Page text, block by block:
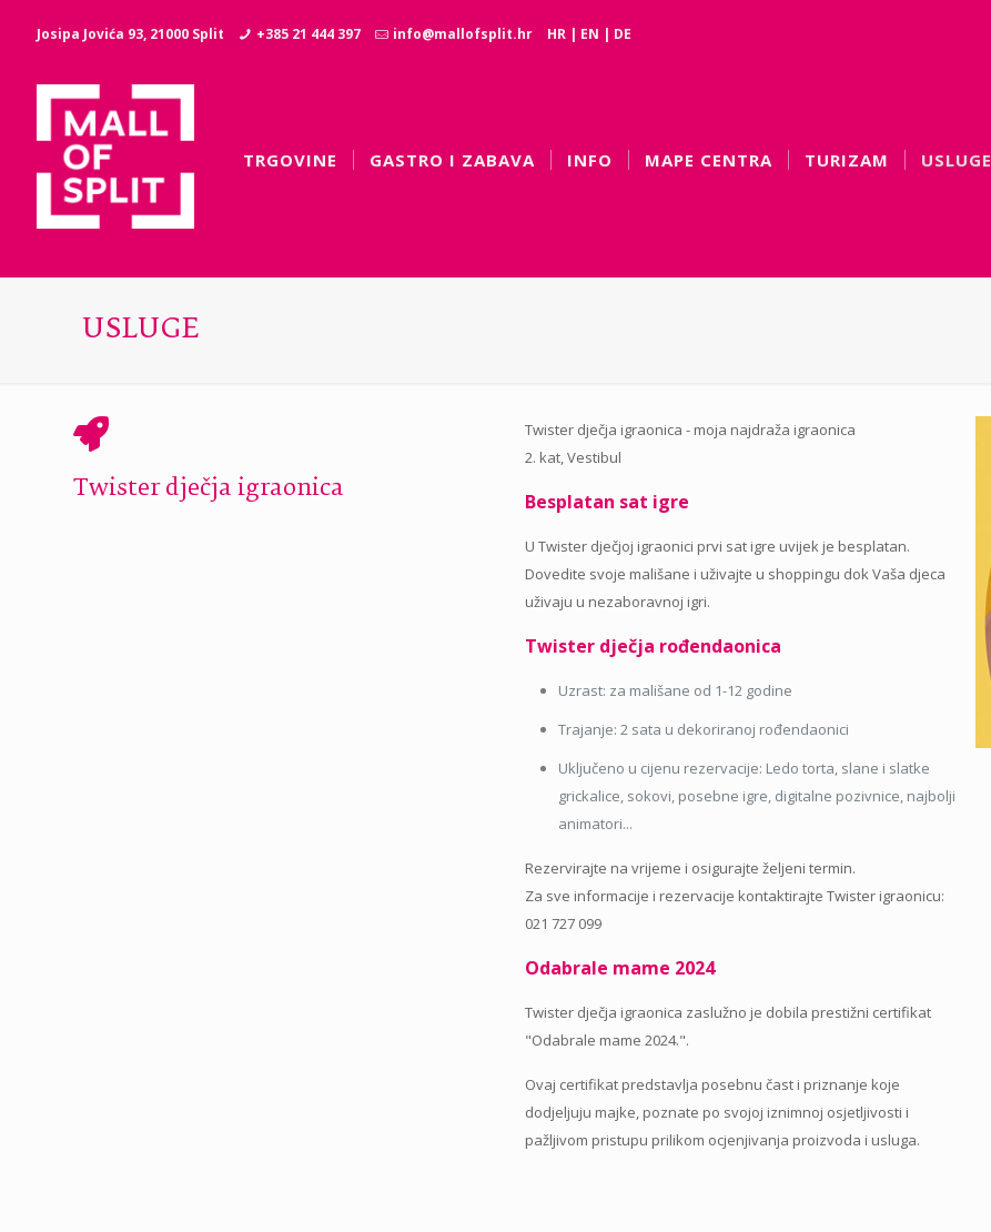
Josipa Jovića 93, 21000 Split +385 21 444 397 info@mallofsplit.hr HR | EN | DE
TRGOVINE GASTRO I ZABAVA INFO MAPE CENTRA TURIZAM USLUGE
USLUGE
Twister dječja igraonica
Twister dječja igraonica - moja najdraža igraonica
2. kat, Vestibul
Besplatan sat igre
U Twister dječjoj igraonici prvi sat igre uvijek je besplatan.
Dovedite svoje mališane i uživajte u shoppingu dok Vaša djeca
uživaju u nezaboravnoj igri.
Twister dječja rođendaonica
Uzrast: za mališane od 1-12 godine
Trajanje: 2 sata u dekoriranoj rođendaonici
Uključeno u cijenu rezervacije: Ledo torta, slane i slatke
grickalice, sokovi, posebne igre, digitalne pozivnice, najbolji
animatori...
Rezervirajte na vrijeme i osigurajte željeni termin.
Za sve informacije i rezervacije kontaktirajte Twister igraonicu:
021 727 099
Odabrale mame 2024
Twister dječja igraonica zaslužno je dobila prestižni certifikat
"Odabrale mame 2024.".
Ovaj certifikat predstavlja posebnu čast i priznanje koje
dodjeljuju majke, poznate po svojoj iznimnoj osjetljivosti i
pažljivom pristupu prilikom ocjenjivanja proizvoda i usluga.